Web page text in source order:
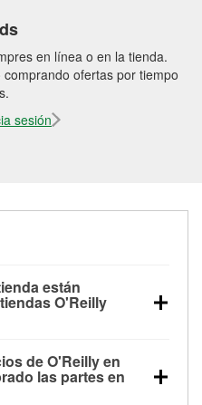
en línea o en la tienda.
ofertas por tiempo
sesión
están
O'Reilly
de alternador y
la luz “Check Engine”
de O'Reilly en
las partes en